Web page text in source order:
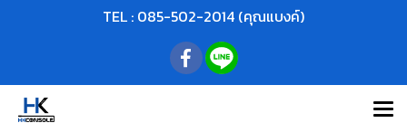
TEL : 085-502-2014 (คุณแบงค์)